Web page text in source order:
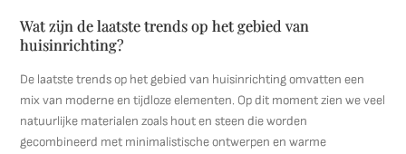
Wat zijn de laatste trends op het gebied van
huisinrichting?
De laatste trends op het gebied van huisinrichting omvatten een
mix van moderne en tijdloze elementen. Op dit moment zien we veel
natuurlijke materialen zoals hout en steen die worden
gecombineerd met minimalistische ontwerpen en warme